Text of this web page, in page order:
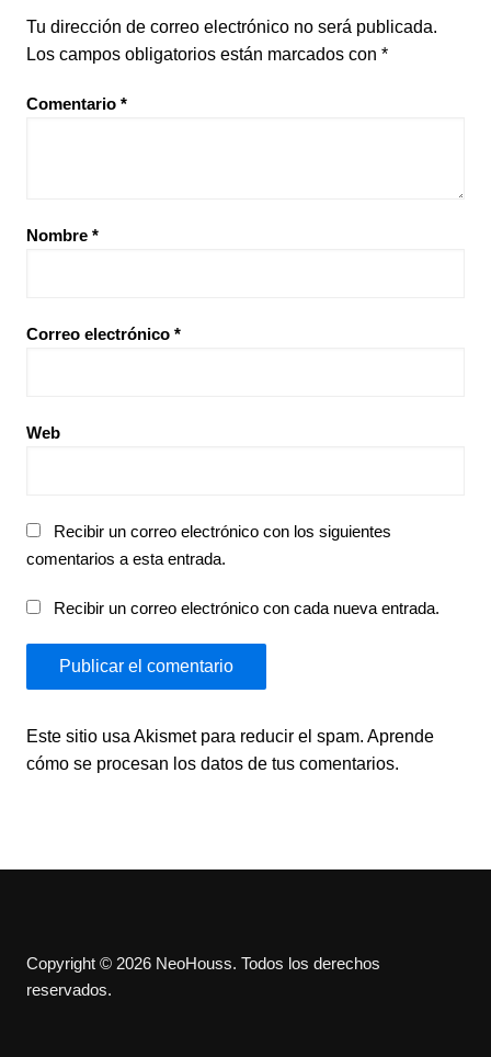
Tu dirección de correo electrónico no será publicada.
Los campos obligatorios están marcados con *
Comentario *
Nombre *
Correo electrónico *
Web
Recibir un correo electrónico con los siguientes
comentarios a esta entrada.
Recibir un correo electrónico con cada nueva entrada.
Este sitio usa Akismet para reducir el spam. Aprende
cómo se procesan los datos de tus comentarios.
Copyright © 2026 NeoHouss. Todos los derechos
reservados.